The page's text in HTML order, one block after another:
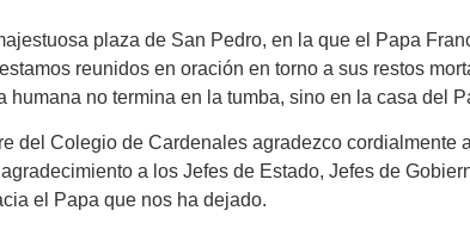
plaza de San Pedro, en la que el Papa
reunidos en oración en torno a sus restos
humana no termina en la tumba, sino en la casa del
del Colegio de Cardenales agradezco
a los Jefes de Estado, Jefes de
el Papa que nos ha dejado.